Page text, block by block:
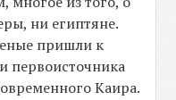
ни египтяне.
пришли к
первоисточника
Каира.